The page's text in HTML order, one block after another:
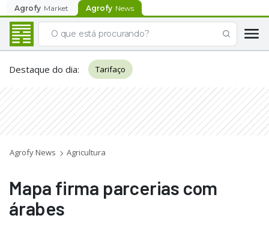
Agrofy Market Agrofy News
Destaque do dia: Tarifaço
Agrofy News Agricultura
Mapa firma parcerias com
árabes